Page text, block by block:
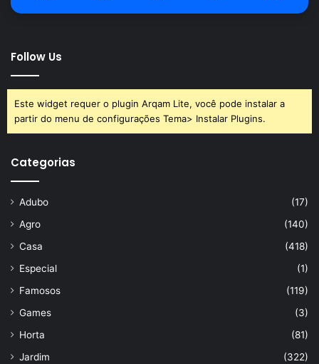
Follow Us
Este widget requer o plugin Arqam Lite, você pode instalar a
partir do menu de configurações Tema> Instalar Plugins.
Categorias
Adubo
(17)
Agro
(140)
Casa
(418)
Especial
(1)
Famosos
(119)
Games
(3)
Horta
(81)
Jardim
(322)